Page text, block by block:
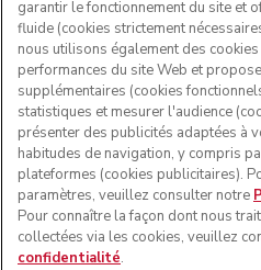
SUIVEZ-
garantir le fonctionnement du site et
fluide (cookies strictement
nous utilisons également des
performances du site Web et
supplémentaires (cookies
statistiques et mesurer l'audience
présenter des publicités adaptées à
habitudes de navigation, y compris
plateformes (cookies publicitaires).
paramètres, veuillez consulter notre
Pour connaître la façon dont nous
collectées via les cookies, veuillez
confidentialité.